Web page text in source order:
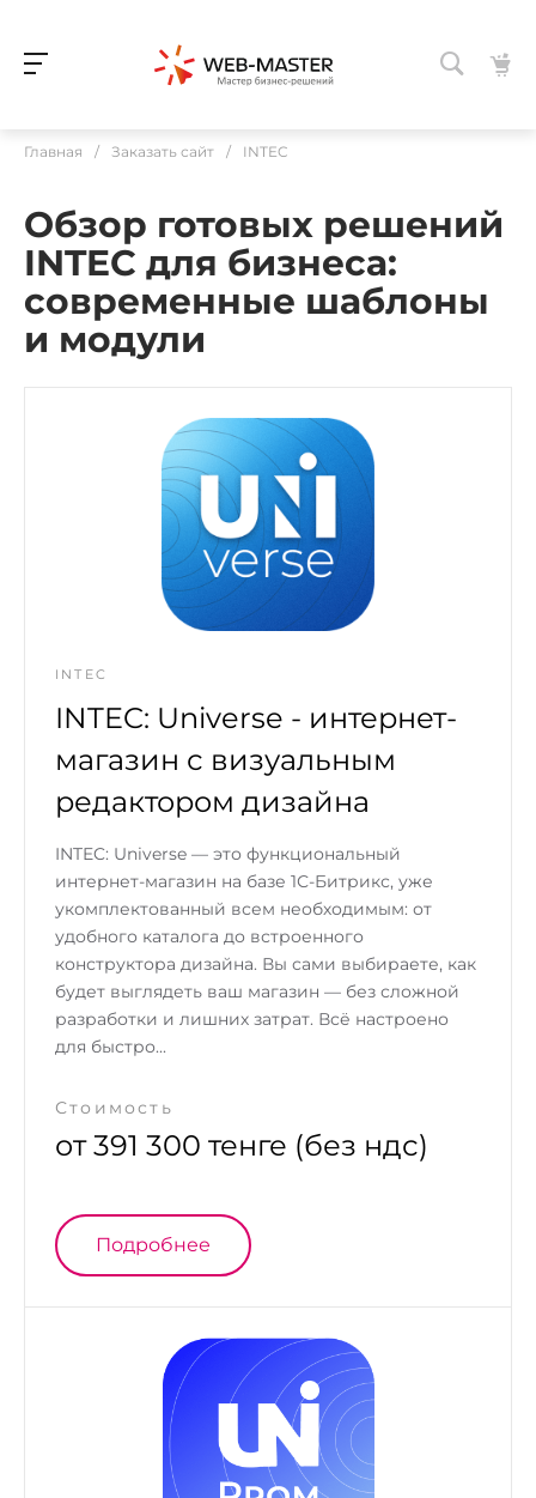
Главная / Заказать сайт / INTEC
Обзор готовых решений
INTEC для бизнеса:
современные шаблоны
и модули
INTEC
INTEC: Universe - интернет-
магазин с визуальным
редактором дизайна
INTEC: Universe — это функциональный
интернет-магазин на базе 1С-Битрикс, уже
укомплектованный всем необходимым: от
удобного каталога до встроенного
конструктора дизайна. Вы сами выбираете, как
будет выглядеть ваш магазин — без сложной
разработки и лишних затрат. Всё настроено
для быстро...
Стоимость
от 391 300 тенге (без ндс)
Подробнее